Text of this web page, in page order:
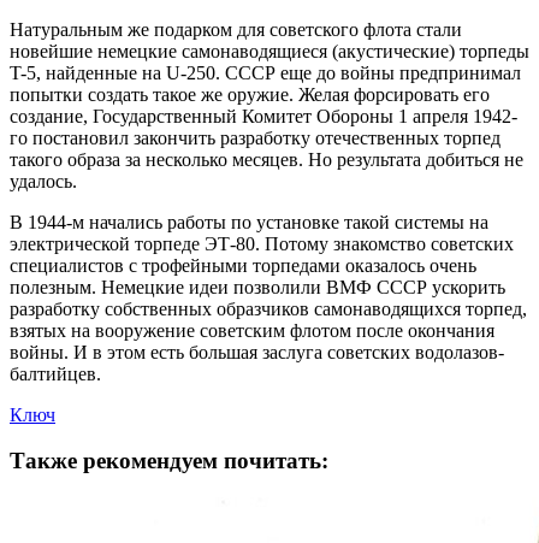
Натуральным же подарком для советского флота стали
новейшие немецкие самонаводящиеся (акустические) торпеды
T-5, найденные на U-250. СССР еще до войны предпринимал
попытки создать такое же оружие. Желая форсировать его
создание, Государственный Комитет Обороны 1 апреля 1942-
го постановил закончить разработку отечественных торпед
такого образа за несколько месяцев. Но результата добиться не
удалось.
В 1944-м начались работы по установке такой системы на
электрической торпеде ЭТ-80. Потому знакомство советских
специалистов с трофейными торпедами оказалось очень
полезным. Немецкие идеи позволили ВМФ СССР ускорить
разработку собственных образчиков самонаводящихся торпед,
взятых на вооружение советским флотом после окончания
войны. И в этом есть большая заслуга советских водолазов-
балтийцев.
Ключ
Также рекомендуем почитать: